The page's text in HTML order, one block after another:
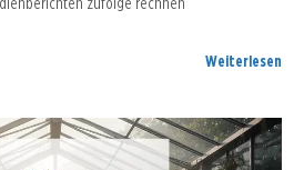
Weiterlesen